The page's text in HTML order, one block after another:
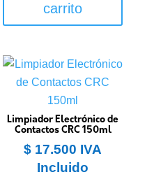
carrito
Limpiador Electrónico de
Contactos CRC 150ml
$ 17.500 IVA
Incluido